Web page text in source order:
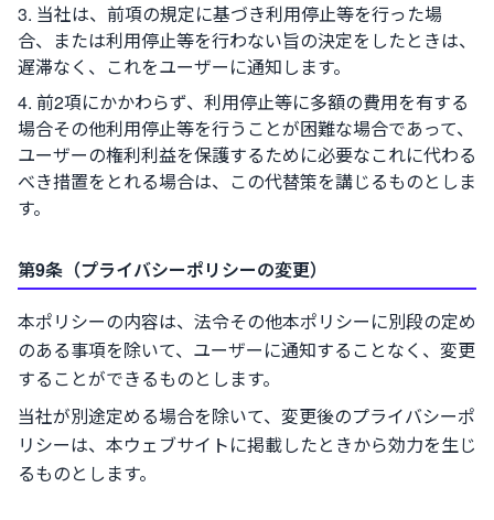
当社は、前項の規定に基づき利用停止等を行った場
合、または利用停止等を行わない旨の決定をしたときは、
遅滞なく、これをユーザーに通知します。
前2項にかかわらず、利用停止等に多額の費用を有する
場合その他利用停止等を行うことが困難な場合であって、
ユーザーの権利利益を保護するために必要なこれに代わる
べき措置をとれる場合は、この代替策を講じるものとしま
す。
第9条（プライバシーポリシーの変更）
本ポリシーの内容は、法令その他本ポリシーに別段の定め
のある事項を除いて、ユーザーに通知することなく、変更
することができるものとします。
当社が別途定める場合を除いて、変更後のプライバシーポ
リシーは、本ウェブサイトに掲載したときから効力を生じ
るものとします。